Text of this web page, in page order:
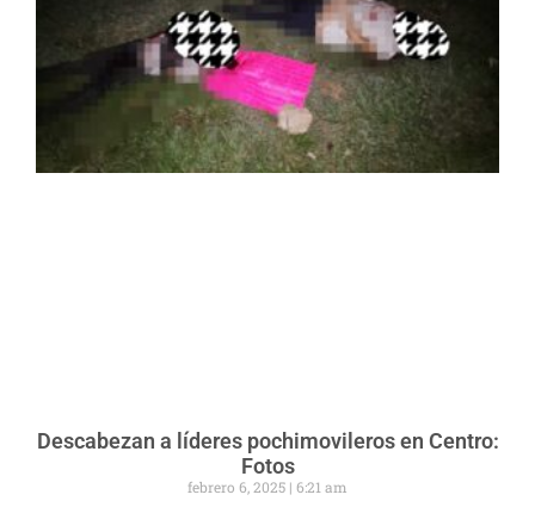
Descabezan a líderes pochimovileros en Centro:
Fotos
febrero 6, 2025 6:21 am